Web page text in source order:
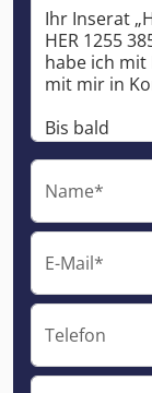
Name*
E-Mail*
Telefon